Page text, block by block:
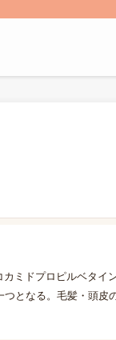
ミドプロピルベタイ
となる。毛髪・頭皮